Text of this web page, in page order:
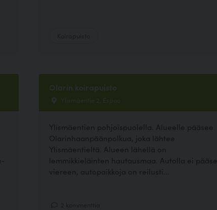
Olarin koirapuisto
Ylismäentie 2, Espoo
Ylismäentien pohjoispuolella. Alueelle pääsee
Olarinhaanpäänpolkua, joka lähtee
Ylismäentieltä. Alueen lähellä on
lemmikkieläinten hautausmaa. Autolla ei pääse
viereen, autopaikkoja on reilusti...